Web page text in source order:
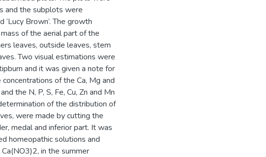
and the subplots were
Brown’. The growth
of the aerial part of the
leaves, outside leaves, stem
Two visual estimations were
and it was given a note for
of the Ca, Mg and
the N, P, S, Fe, Cu, Zn and Mn
of the distribution of
were made by cutting the
medal and inferior part. It was
homeopathic solutions and
in the summer